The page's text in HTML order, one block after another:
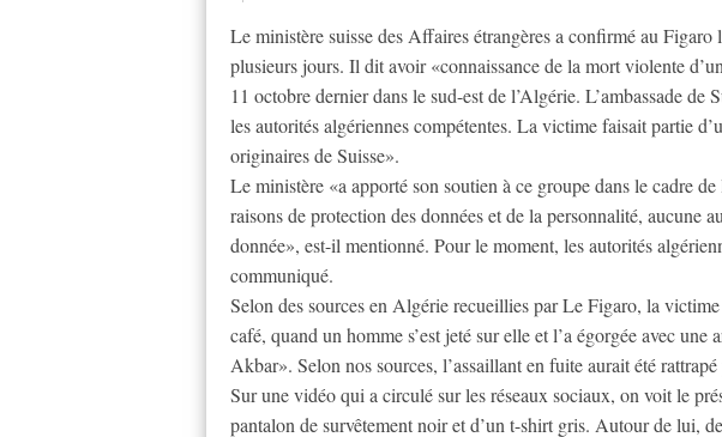
Le ministère suisse des Affaires étrangères a confirmé au
plusieurs jours. Il dit avoir «connaissance de la mort violente
11 octobre dernier dans le sud-est de l’Algérie. L’ambassade de
les autorités algériennes compétentes. La victime faisait partie
originaires de Suisse».
Le ministère «a apporté son soutien à ce groupe dans le cadre
raisons de protection des données et de la personnalité, aucune
donnée», est-il mentionné. Pour le moment, les autorités
communiqué.
Selon des sources en Algérie recueillies par Le Figaro, la victime
café, quand un homme s’est jeté sur elle et l’a égorgée avec
Akbar». Selon nos sources, l’assaillant en fuite aurait été
Sur une vidéo qui a circulé sur les réseaux sociaux, on voit le
pantalon de survêtement noir et d’un t-shirt gris. Autour de lui,